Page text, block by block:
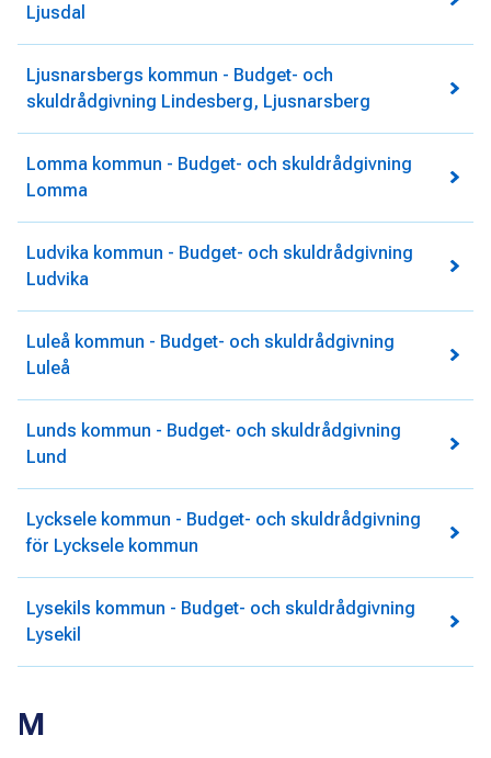
Ljusdal
Ljusnarsbergs kommun - Budget- och
skuldrådgivning Lindesberg, Ljusnarsberg
Lomma kommun - Budget- och skuldrådgivning
Lomma
Ludvika kommun - Budget- och skuldrådgivning
Ludvika
Luleå kommun - Budget- och skuldrådgivning
Luleå
Lunds kommun - Budget- och skuldrådgivning
Lund
Lycksele kommun - Budget- och skuldrådgivning
för Lycksele kommun
Lysekils kommun - Budget- och skuldrådgivning
Lysekil
M